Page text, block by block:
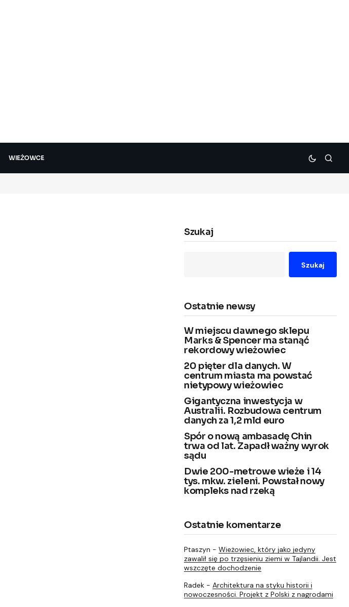
WIEŻOWCE
Szukaj
Szukaj
Ostatnie newsy
W miejscu dawnego sklepu
Marks & Spencer ma stanąć
rekordowy wieżowiec
20 pięter dla danych. W
centrum miasta ma powstać
nietypowy wieżowiec
Gigantyczna inwestycja w
Australii. Rozbudowa centrum
danych za 1,2 mld euro
Spór o nową ambasadę Chin
trwa od lat. Zapadł ważny wyrok
sądu
Dwie 200-metrowe wieże i 14
tys. mkw. zieleni. Powstał nowy
kompleks nad rzeką
Ostatnie komentarze
Ptaszyn - Wieżowiec, który jako jedyny
zawalił się po trzęsieniu ziemi w Tajlandii. Jest
wszczęte dochodzenie
Radek - Architektura na styku historii i
nowoczesności. Projekt z Polski z nagrodami